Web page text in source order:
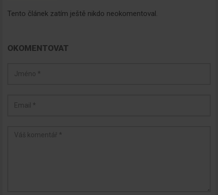
Tento článek zatím ještě nikdo neokomentoval.
OKOMENTOVAT